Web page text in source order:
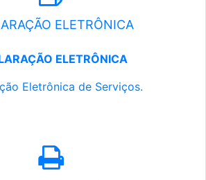
ELETRÔNICA
ELETRÔNICA
Eletrônica de Serviços.